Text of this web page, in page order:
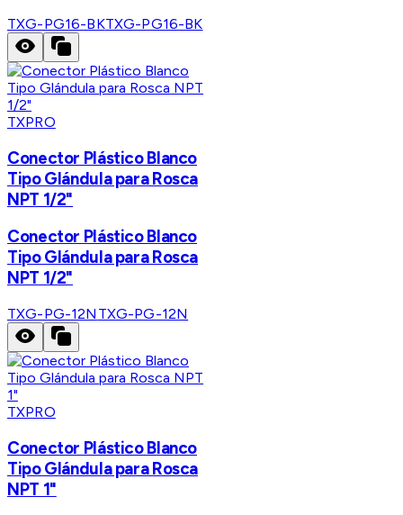
TXG-PG16-BKTXG-PG16-BK
TXPRO
Conector Plástico Blanco
Tipo Glándula para Rosca
NPT 1/2"
Conector Plástico Blanco
Tipo Glándula para Rosca
NPT 1/2"
TXG-PG-12N TXG-PG-12N
TXPRO
Conector Plástico Blanco
Tipo Glándula para Rosca
NPT 1"